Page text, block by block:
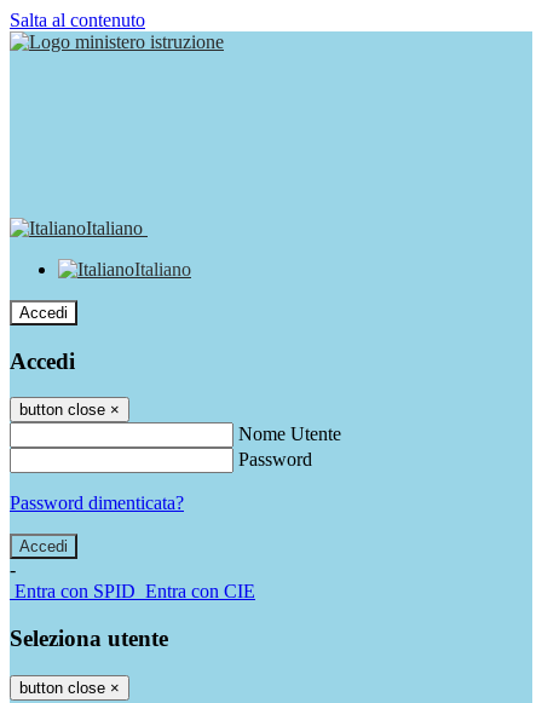
Salta al contenuto
Italiano
Italiano
Accedi
Accedi
button close ×
Nome Utente
Password
Password dimenticata?
-
Entra con SPID Entra con CIE
Seleziona utente
button close ×